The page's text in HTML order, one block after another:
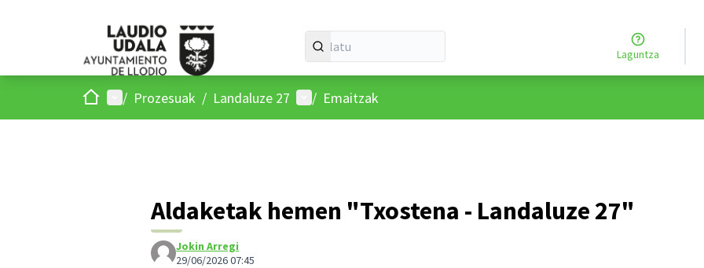
Laguntza
HasieraMenu nagusia
/ Prozesuak / Landaluze 27 Parte-hartzailearen menua
/ Emaitzak
Aldaketak hemen "Txostena - Landaluze 27"
Jokin Arregi
29/06/2026 07:45